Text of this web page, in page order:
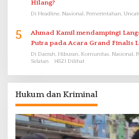
Hilang?
Di Headline, Nasional, Pemerintahan,
5
Ahmad Kamil mendampingi Langsung Dike Mandala
Putra pada Acara Grand Finalis
Proklamasi Mirip Bung Karno di
Di Daerah, Hiburan, Komunitas, Nasional,
Selatan
14521 Dilihat
Hukum dan Kriminal